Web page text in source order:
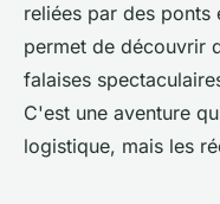
reliées par des
permet de découvrir
falaises
C'est une aventure
logistique, mais les